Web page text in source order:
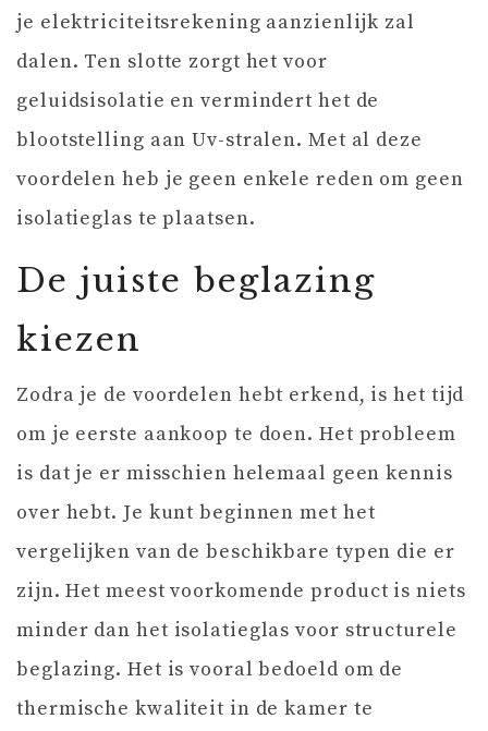
je elektriciteitsrekening aanzienlijk zal
dalen. Ten slotte zorgt het voor
geluidsisolatie en vermindert het de
blootstelling aan Uv-stralen. Met al deze
voordelen heb je geen enkele reden om geen
isolatieglas te plaatsen.
De juiste beglazing
kiezen
Zodra je de voordelen hebt erkend, is het tijd
om je eerste aankoop te doen. Het probleem
is dat je er misschien helemaal geen kennis
over hebt. Je kunt beginnen met het
vergelijken van de beschikbare typen die er
zijn. Het meest voorkomende product is niets
minder dan het isolatieglas voor structurele
beglazing. Het is vooral bedoeld om de
thermische kwaliteit in de kamer te